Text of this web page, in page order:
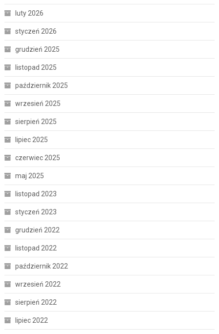
luty 2026
styczeń 2026
grudzień 2025
listopad 2025
październik 2025
wrzesień 2025
sierpień 2025
lipiec 2025
czerwiec 2025
maj 2025
listopad 2023
styczeń 2023
grudzień 2022
listopad 2022
październik 2022
wrzesień 2022
sierpień 2022
lipiec 2022